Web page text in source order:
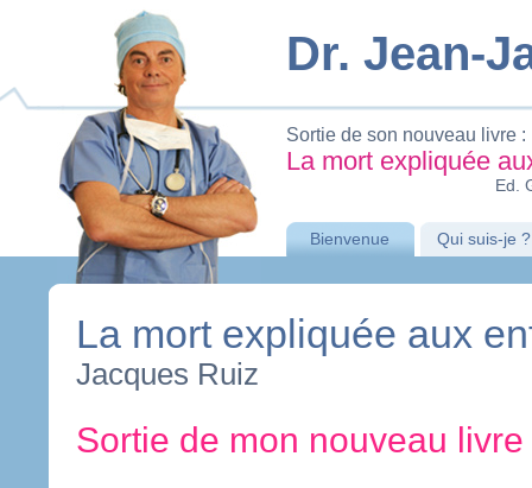
Dr. Jean-
Sortie de son nouveau livre :
La mort expliquée
Ed.
Bienvenue Qui suis-je ?
La mort expliquée aux
Jacques Ruiz
Sortie de mon nouveau livre